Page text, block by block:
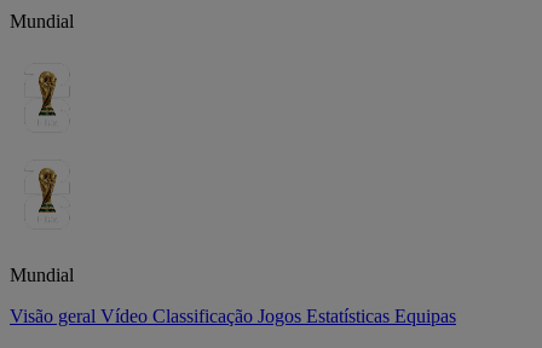
Mundial
Mundial
Visão geral Vídeo Classificação Jogos Estatísticas Equipas